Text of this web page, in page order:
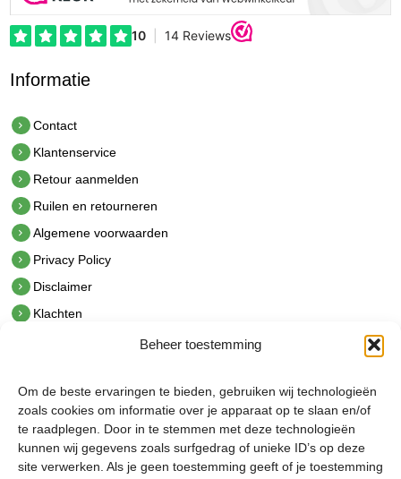
Beheer toestemming
Om de beste ervaringen te bieden, gebruiken wij technologieën
zoals cookies om informatie over je apparaat op te slaan en/of
te raadplegen. Door in te stemmen met deze technologieën
kunnen wij gegevens zoals surfgedrag of unieke ID’s op deze
site verwerken. Als je geen toestemming geeft of je toestemming
Informatie
Contact
Klantenservice
Retour aanmelden
Ruilen en retourneren
Algemene voorwaarden
Privacy Policy
Disclaimer
Klachten
hetindustriehuis B.V.
De Hoek 1 1601 MR Enkhuizen
t.0228 53 00 40
e.info@hetindustriehuis.com
KVK 51483904